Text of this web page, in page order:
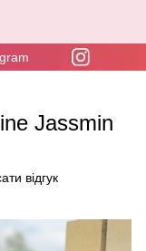
Jassmin
відгук